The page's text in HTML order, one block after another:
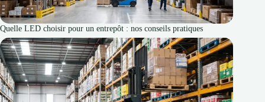
Quelle LED choisir pour un entrepôt : nos conseils pratiques